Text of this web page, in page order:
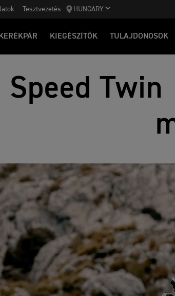
Tesztvezetés HUNGARY
KIEGÉSZÍTŐK TULAJDONOSOK
Speed Twin